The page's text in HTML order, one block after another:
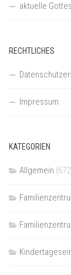
aktuelle
RECHTLICHES
Impressum
KATEGORIEN
Allgemein